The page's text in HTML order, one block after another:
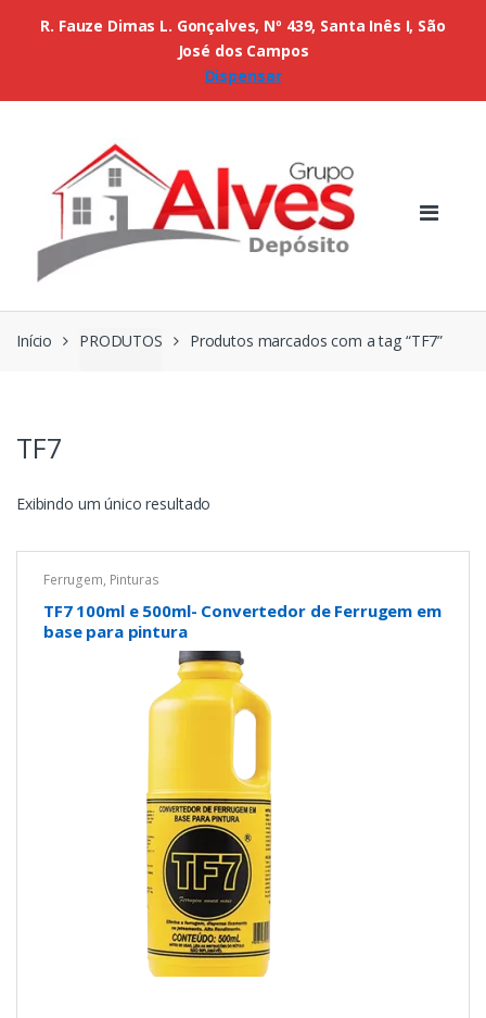
Início PRODUTOS Produtos marcados com a tag “TF7”
TF7
Exibindo um único resultado
Ferrugem, Pinturas
TF7 100ml e 500ml- Convertedor de Ferrugem em
base para pintura
R. Fauze Dimas L. Gonçalves, Nº 439, Santa Inês I, São
José dos Campos
Dispensar